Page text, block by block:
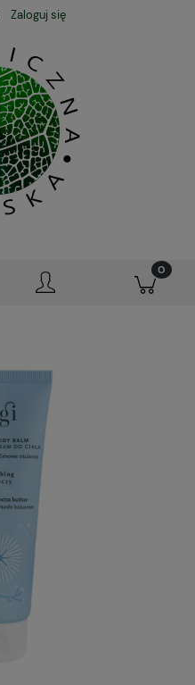
Zaloguj się